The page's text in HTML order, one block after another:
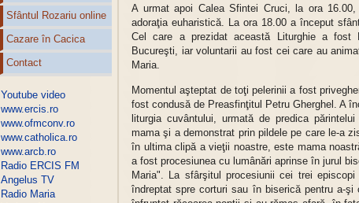
Sfântul Rozariu online
Cazare în Cacica
Contact
Youtube video
www.ercis.ro
www.ofmconv.ro
www.catholica.ro
www.arcb.ro
Radio ERCIS FM
Angelus TV
Radio Maria
A urmat apoi Calea Sfintei Cruci, la ora
adoraţia euharistică. La ora 18.00 a început
Cel care a prezidat această Liturghie a fost
Bucureşti, iar voluntarii au fost cei care au
Maria.
Momentul aşteptat de toţi pelerinii a fost
fost condusă de Preasfinţitul Petru Gherghel. A
liturgia cuvântului, urmată de predica
mama şi a demonstrat prin pildele pe care le-a
în ultima clipă a vieţii noastre, este mama
a fost procesiunea cu lumânări aprinse în jurul
Maria". La sfârşitul procesiunii cei trei
îndreptat spre corturi sau în biserică pentru a-